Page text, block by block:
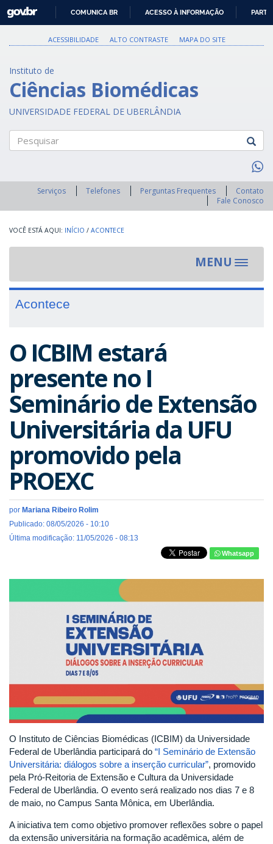
PARA
O
GOVBR
COMUNICA BR ACESSO À INFORMAÇÃO
ACESSIBILIDADE ALTO CONTRASTE MAPA DO SITE
Instituto de
Ciências Biomédicas
UNIVERSIDADE FEDERAL DE UBERLÂNDIA
Serviços Telefones Perguntas Frequentes
Contato
Fale Conosco
INÍCIO / ACONTECE
MENU
Toggle
Acontece
O ICBIM estará
presente no I
Seminário de Extensão
Universitária da UFU
promovido pela
PROEXC
por Mariana Ribeiro Rolim
Publicado: 08/05/2026 - 10:10
Última modificação: 11/05/2026 - 08:13
Whatsapp
O Instituto de Ciências Biomédicas (ICBIM) da Universidade
Federal de Uberlândia participará do “I Seminário de Extensão
Universitária: diálogos sobre a inserção curricular”, promovido
pela Pró-Reitoria de Extensão e Cultura da Universidade
Federal de Uberlândia. O evento será realizado nos dias 7 e 8
de maio, no Campus Santa Mônica, em Uberlândia.
A iniciativa tem como objetivo promover reflexões sobre o papel
da extensão universitária na formação acadêmica, além de